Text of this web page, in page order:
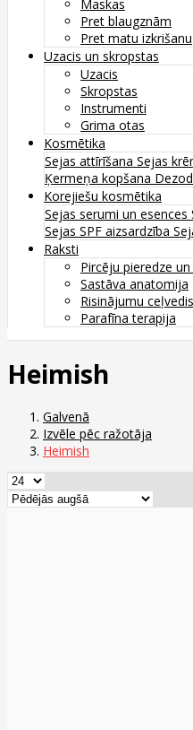
Maskas
Pret blaugznām
Pret matu izkrišanu
Uzacis un skropstas
Uzacis
Skropstas
Instrumenti
Grima otas
Kosmētika
Sejas attīrīšana Sejas
Ķermeņa kopšana
Korejiešu kosmētika
Sejas serumi un esences
Sejas SPF aizsardzība
Raksti
Pircēju pieredze
Sastāva anatomija
Risinājumu ceļvedis
Parafīna terapija
Heimish
Galvenā
Izvēle pēc ražotāja
Heimish